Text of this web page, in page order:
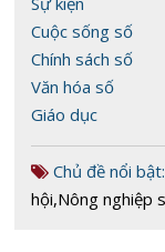
Cuộc sống số
Chính sách số
Văn hóa số
Giáo dục
Chủ đề nổi bật:
hội,Nông nghiệp